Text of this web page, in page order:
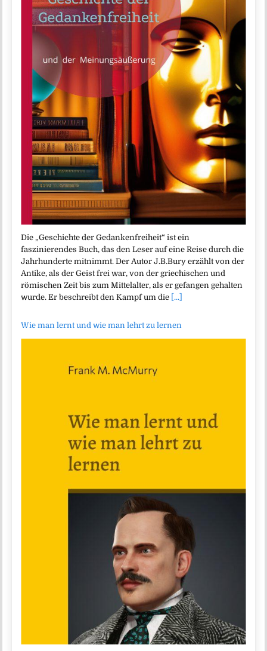
Die „Geschichte der Gedankenfreiheit“ ist ein
faszinierendes Buch, das den Leser auf eine Reise durch die
Jahrhunderte mitnimmt. Der Autor J.B.Bury erzählt von der
Antike, als der Geist frei war, von der griechischen und
römischen Zeit bis zum Mittelalter, als er gefangen gehalten
wurde. Er beschreibt den Kampf um die [...]
Wie man lernt und wie man lehrt zu lernen